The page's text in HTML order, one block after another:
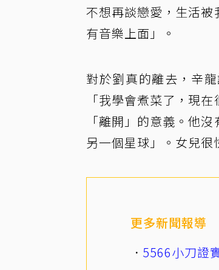
不想再談戀愛，生活
有音樂上面」。
對於劉真的離去，辛
「我學會煮菜了，現
「離開」的意義。他
另一個星球」。女兒很
更多新聞報導
5566小刀證